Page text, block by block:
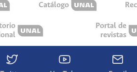
Catálogo
Portal de
revistas